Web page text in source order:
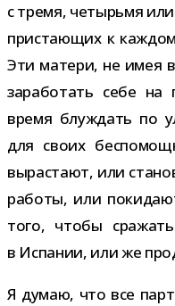
с тремя, четырьмя
при­ста­ю­щих к
Эти матери, не имея
зара­бо­тать себе на
время блуж­дать по
для своих
вырас­тают, или
работы, или
того, чтобы
в Испании, или же
Я думаю, что все